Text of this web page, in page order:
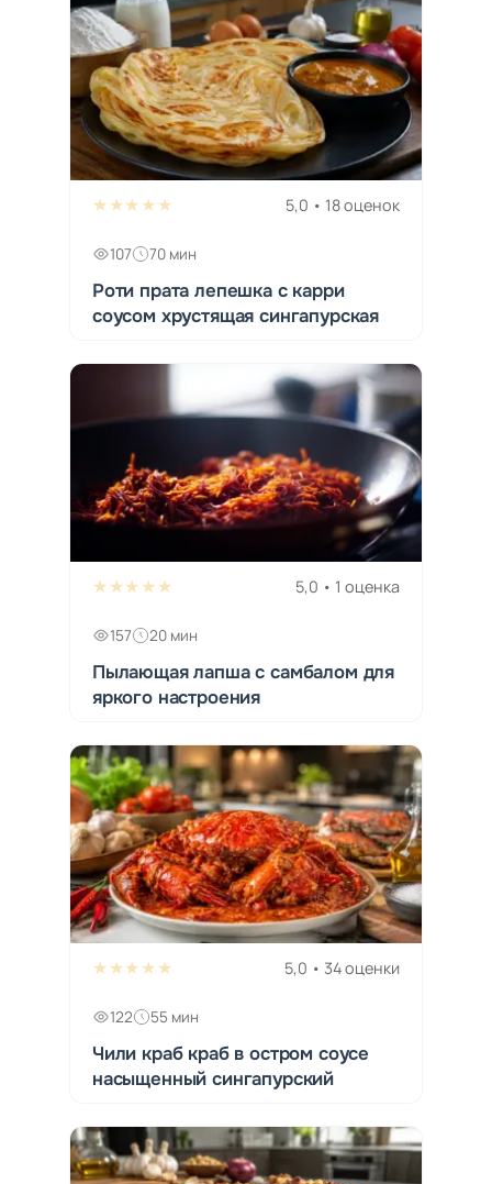
★★★★★ 5,0 • 18 оценок
107 70 мин
Роти прата лепешка с карри
соусом хрустящая сингапурская
★★★★★ 5,0 • 1 оценка
157 20 мин
Пылающая лапша с самбалом для
яркого настроения
★★★★★ 5,0 • 34 оценки
122 55 мин
Чили краб краб в остром соусе
насыщенный сингапурский